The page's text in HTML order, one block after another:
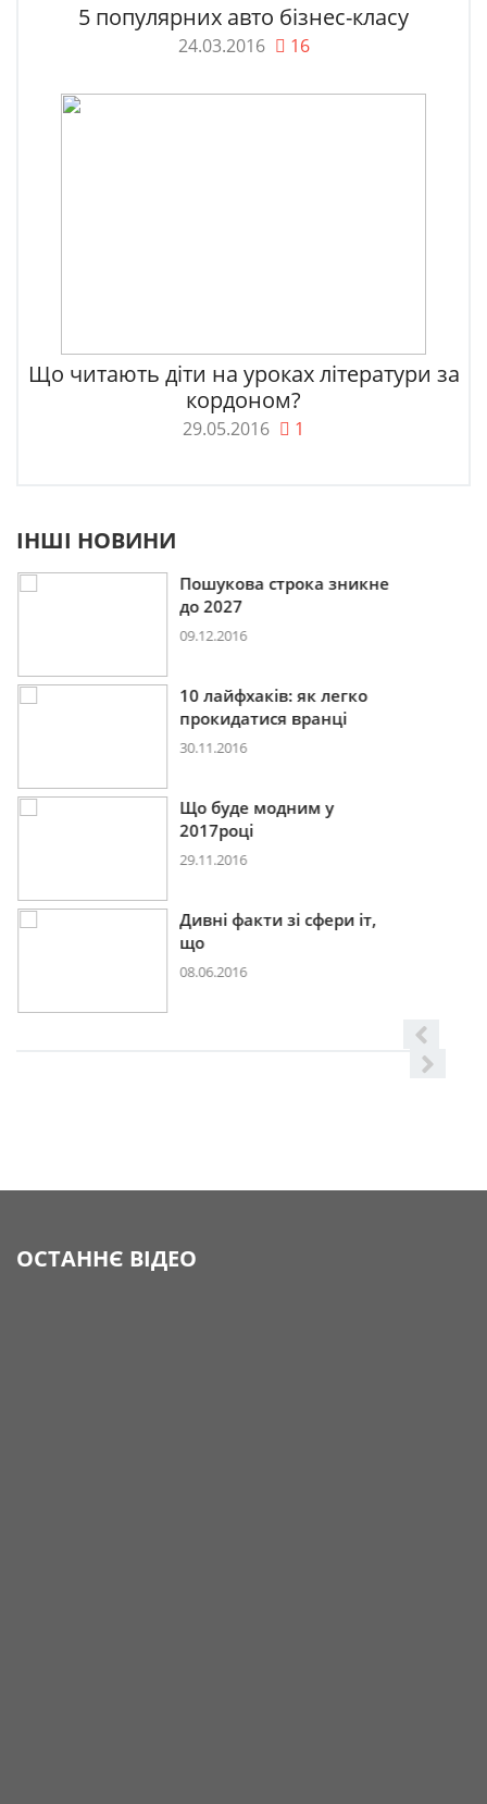
5 популярних авто бізнес-класу
24.03.2016 16
Що читають діти на уроках літератури за
кордоном?
29.05.2016 1
ІНШІ НОВИНИ
Пошукова строка зникне
до 2027
09.12.2016
10 лайфхаків: як легко
прокидатися вранці
30.11.2016
Що буде модним у
2017році
29.11.2016
Дивні факти зі сфери іт,
що
08.06.2016
ОСТАННЄ ВІДЕО